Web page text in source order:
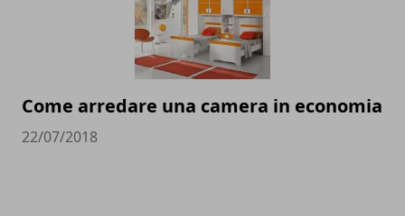
Come arredare una camera in economia
22/07/2018